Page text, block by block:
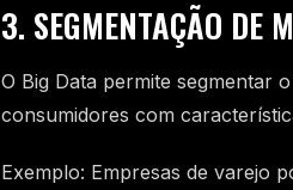
3. SEGMENTAÇÃO DE
O Big Data permite segmentar
consumidores com
Exemplo: Empresas de varejo